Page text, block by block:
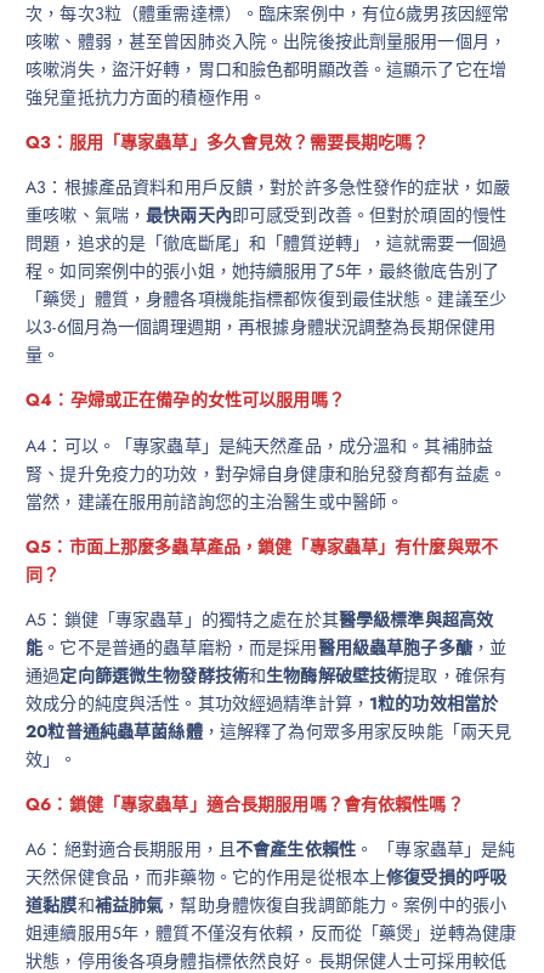
次，每次3粒（體重需達標）。臨床案例中，有位6歲男孩因經常
咳嗽、體弱，甚至曾因肺炎入院。出院後按此劑量服用一個月，
咳嗽消失，盜汗好轉，胃口和臉色都明顯改善。這顯示了它在增
強兒童抵抗力方面的積極作用。
Q3：服用「專家蟲草」多久會見效？需要長期吃嗎？
A3：根據產品資料和用戶反饋，對於許多急性發作的症狀，如嚴
重咳嗽、氣喘，最快兩天內即可感受到改善。但對於頑固的慢性
問題，追求的是「徹底斷尾」和「體質逆轉」，這就需要一個過
程。如同案例中的張小姐，她持續服用了5年，最終徹底告別了
「藥煲」體質，身體各項機能指標都恢復到最佳狀態。建議至少
以3-6個月為一個調理週期，再根據身體狀況調整為長期保健用
量。
Q4：孕婦或正在備孕的女性可以服用嗎？
A4：可以。「專家蟲草」是純天然產品，成分溫和。其補肺益
腎、提升免疫力的功效，對孕婦自身健康和胎兒發育都有益處。
當然，建議在服用前諮詢您的主治醫生或中醫師。
Q5：市面上那麼多蟲草產品，鎖健「專家蟲草」有什麼與眾不
同？
A5：鎖健「專家蟲草」的獨特之處在於其醫學級標準與超高效
能。它不是普通的蟲草磨粉，而是採用醫用級蟲草胞子多醣，並
通過定向篩選微生物發酵技術和生物酶解破壁技術提取，確保有
效成分的純度與活性。其功效經過精準計算， 1粒的功效相當於
20粒普通純蟲草菌絲體，這解釋了為何眾多用家反映能「兩天見
效」。
Q6：鎖健「專家蟲草」適合長期服用嗎？會有依賴性嗎？
A6：絕對適合長期服用，且不會產生依賴性。 「專家蟲草」是純
天然保健食品，而非藥物。它的作用是從根本上修復受損的呼吸
道黏膜和補益肺氣 ，幫助身體恢復自我調節能力。案例中的張小
姐連續服用5年，體質不僅沒有依賴，反而從「藥煲」逆轉為健康
狀態，停用後各項身體指標依然良好。長期保健人士可採用較低